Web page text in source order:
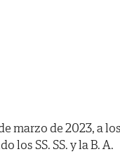
marzo de 2023, a
los SS. SS. y la B. A.